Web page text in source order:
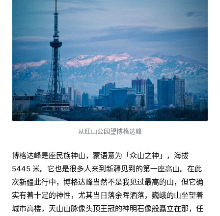
从红山公园望博格达峰
博格达峰是座民族神山，蒙语意为「众山之神」，海拔
5445 米。它也是很多人来到新疆见到的第一座高山。在此
次新疆此行中，博格达峰当然不是我见过最高的山，但它确
实有着十足的神性，尤其当日落余晖洒落，巍峨的山坐望着
城市高楼，天山山脉像头顶王冠的神明石像般矗立在那，任